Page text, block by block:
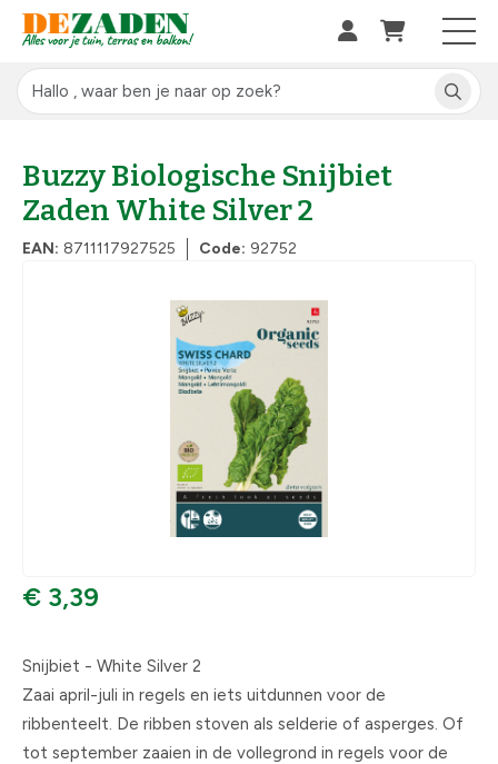
Buzzy Biologische Snijbiet
Zaden White Silver 2
EAN: 8711117927525 Code: 92752
€ 3,39
Snijbiet - White Silver 2
Zaai april-juli in regels en iets uitdunnen voor de
ribbenteelt. De ribben stoven als selderie of asperges. Of
tot september zaaien in de vollegrond in regels voor de